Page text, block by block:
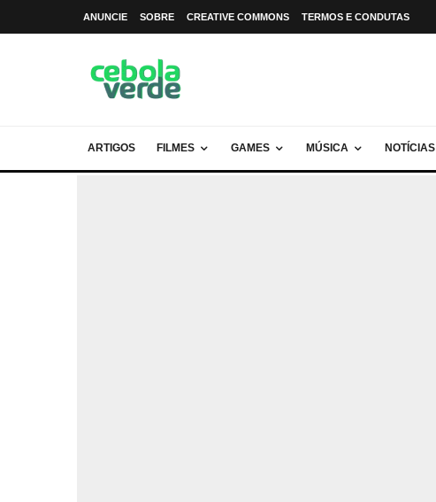
ANUNCIE SOBRE CREATIVE COMMONS TERMOS E CONDUTAS
ARTIGOS FILMES GAMES MÚSICA NOTÍCIAS